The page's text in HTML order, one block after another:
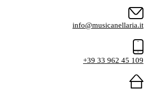
info@musicanellaria.it
+39 33 962 45 109